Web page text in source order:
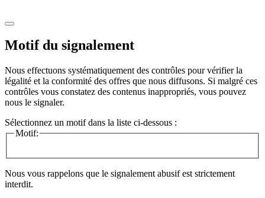
Motif du signalement
Nous effectuons systématiquement des contrôles pour vérifier la
légalité et la conformité des offres que nous diffusons. Si malgré ces
contrôles vous constatez des contenus inappropriés, vous pouvez
nous le signaler.
Sélectionnez un motif dans la liste ci-dessous :
Motif:
Nous vous rappelons que le signalement abusif est strictement
interdit.